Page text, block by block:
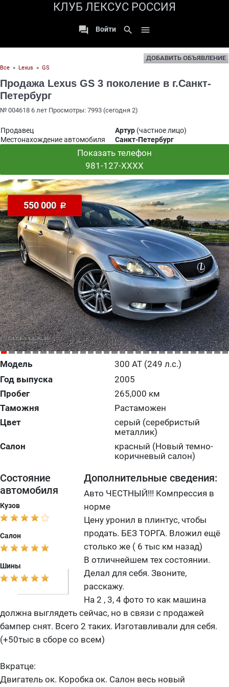
КЛУБ ЛЕКСУС РОССИЯ
 Войти search 
ДОБАВИТЬ ОБЪЯВЛЕНИЕ
Все » Lexus » GS
Продажа Lexus GS 3 поколение в г.Санкт-
Петербург
№ 004618 6 лет Просмотры: 7993 (сегодня 2)
Продавец Артур (частное лицо)
Местонахождение автомобиля
Санкт-Петербург
Показать телефон
981-127-XXXX
550 000
Модель
300 AT (249 л.с.)
Год выпуска
2005
Пробег
265,000 км
Таможня
Растаможен
Цвет
серый (серебристый
металлик)
Салон
красный (Новый темно-
коричневый салон)
Состояние
автомобиля
Кузов
Салон
Шины
Дополнительные сведения:
Авто ЧЕСТНЫЙ!!! Компрессия в
норме
Цену уронил в плинтус, чтобы
продать. БЕЗ ТОРГА. Вложил ещё
столько же ( 6 тыс км назад)
В отличнейшем тех состоянии.
Делал для себя. Звоните,
расскажу.
На 2 , 3, 4 фото то как машина
должна выглядеть сейчас, но в связи с продажей
бампер снят. Всего 2 таких. Изготавливали для себя.
(+50тыс в сборе со всем)
Вкратце:
Двигатель ок. Коробка ок. Салон весь новый